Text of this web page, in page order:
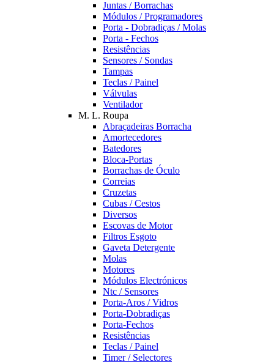
Juntas / Borrachas
Módulos / Programadores
Porta - Dobradiças / Molas
Porta - Fechos
Resistências
Sensores / Sondas
Tampas
Teclas / Painel
Válvulas
Ventilador
M. L. Roupa
Abraçadeiras Borracha
Amortecedores
Batedores
Bloca-Portas
Borrachas de Óculo
Correias
Cruzetas
Cubas / Cestos
Diversos
Escovas de Motor
Filtros Esgoto
Gaveta Detergente
Molas
Motores
Módulos Electrónicos
Ntc / Sensores
Porta-Aros / Vidros
Porta-Dobradiças
Porta-Fechos
Resistências
Teclas / Painel
Timer / Selectores